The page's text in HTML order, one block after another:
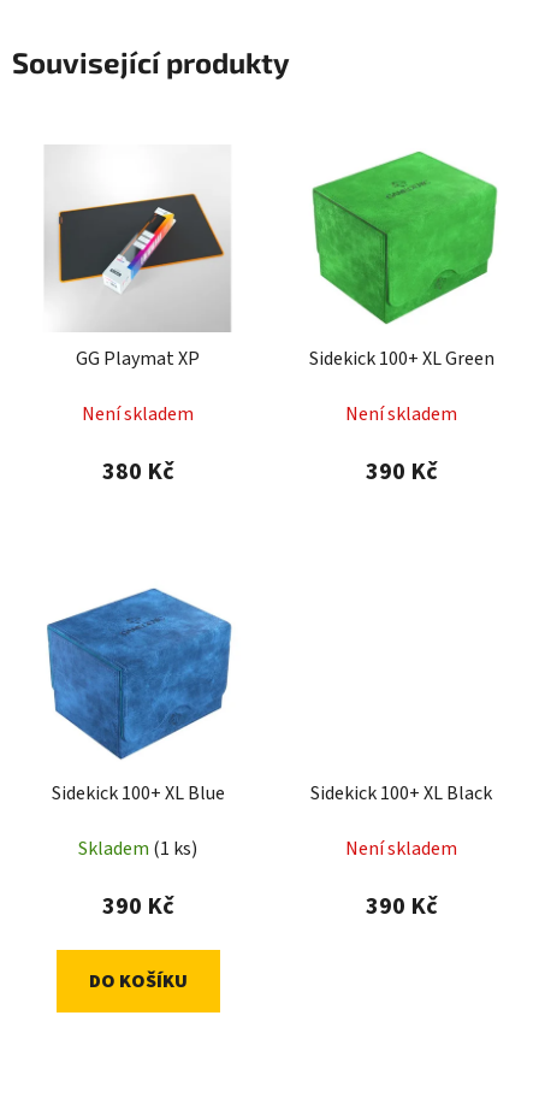
Související produkty
GG Playmat XP
Není skladem
380 Kč
Sidekick 100+ XL Green
Není skladem
390 Kč
Sidekick 100+ XL Blue
Skladem (1 ks)
390 Kč
DO KOŠÍKU
Sidekick 100+ XL Black
Není skladem
390 Kč